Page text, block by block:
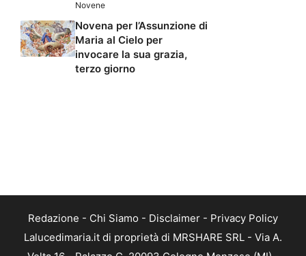
Novene
Novena per l’Assunzione di
Maria al Cielo per
invocare la sua grazia,
terzo giorno
Redazione - Chi Siamo - Disclaimer - Privacy Policy
Lalucedimaria.it di proprietà di MRSHARE SRL - Via A.